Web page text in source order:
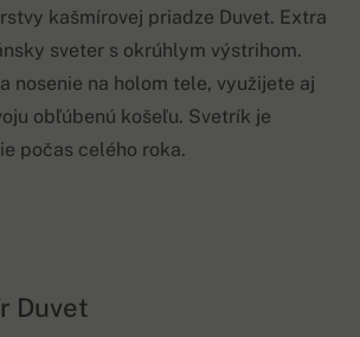
kašmírovej priadze Duvet. Extra
sveter s okrúhlym výstrihom.
nosenie na holom tele, využijete aj
obľúbenú košeľu. Svetrík je
počas celého roka.
Duvet